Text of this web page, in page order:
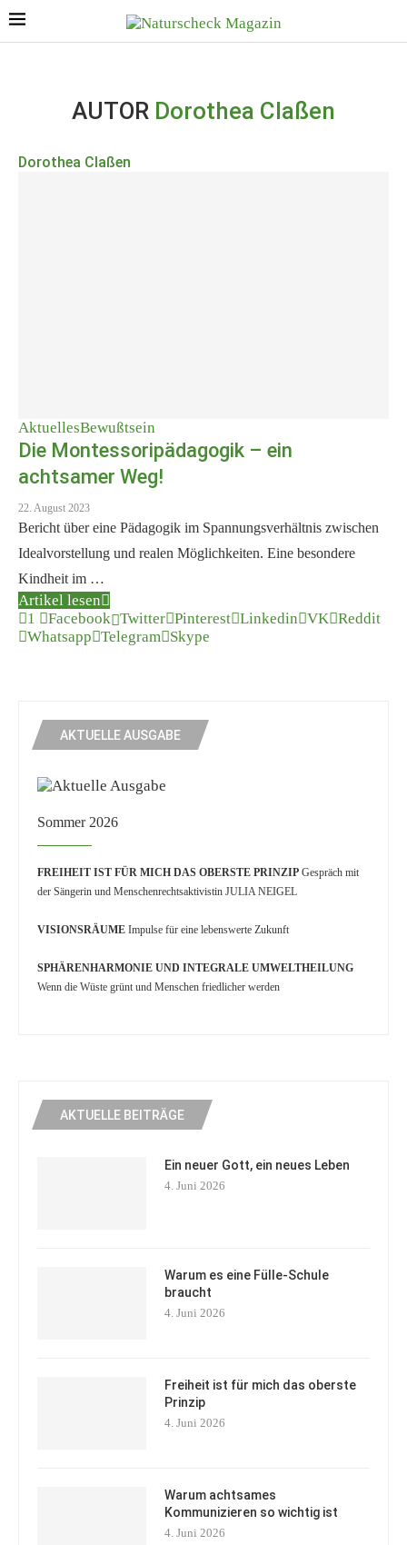
AUTOR Dorothea Claßen
Dorothea Claßen
AktuellesBewußtsein
Die Montessoripädagogik – ein
achtsamer Weg!
22. August 2023
Bericht über eine Pädagogik im Spannungsverhältnis zwischen
Idealvorstellung und realen Möglichkeiten. Eine besondere
Kindheit im …
Artikel lesen
1
Facebook Twitter Pinterest Linkedin VK Reddit
Whatsapp Telegram Skype
AKTUELLE AUSGABE
Sommer 2026
FREIHEIT IST FÜR MICH DAS OBERSTE PRINZIP Gespräch mit
der Sängerin und Menschenrechtsaktivistin JULIA NEIGEL
VISIONSRÄUME Impulse für eine lebenswerte Zukunft
SPHÄRENHARMONIE UND INTEGRALE UMWELTHEILUNG
Wenn die Wüste grünt und Menschen friedlicher werden
AKTUELLE BEITRÄGE
Ein neuer Gott, ein neues Leben
4. Juni 2026
Warum es eine Fülle-Schule
braucht
4. Juni 2026
Freiheit ist für mich das oberste
Prinzip
4. Juni 2026
Warum achtsames
Kommunizieren so wichtig ist
4. Juni 2026